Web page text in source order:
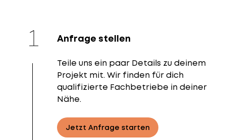
Anfrage stellen
Teile uns ein paar Details zu deinem
Projekt mit. Wir finden für dich
qualifizierte Fachbetriebe in deiner
Nähe.
Jetzt Anfrage starten